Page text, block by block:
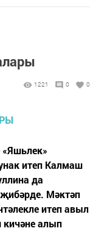
1221 0 0
итеп Калмаш
да
Мәктәп
итеп авыл
кичәне алып